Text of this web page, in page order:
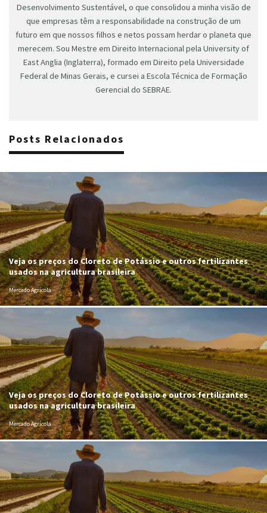
Desenvolvimento Sustentável, o que consolidou a minha visão de
que empresas têm a responsabilidade na construção de um
futuro em que nossos filhos e netos possam herdar o planeta que
merecem. Sou Mestre em Direito Internacional pela University of
East Anglia (Inglaterra), formado em Direito pela Universidade
Federal de Minas Gerais, e cursei a Escola Técnica de Formação
Gerencial do SEBRAE.
Posts Relacionados
Veja os preços do Cloreto de Potássio e outros fertilizantes
usados na agricultura brasileira
Mercado Agrícola
Veja os preços do Cloreto de Potássio e outros fertilizantes
usados na agricultura brasileira
Mercado Agrícola